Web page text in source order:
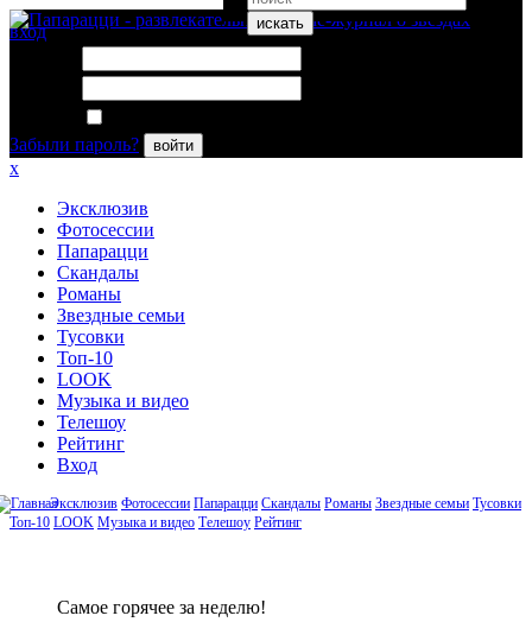
искать
вход
Забыли пароль?
войти
x
Эксклюзив
Фотосессии
Папарацци
Скандалы
Романы
Звездные семьи
Тусовки
Топ-10
LOOK
Музыка и видео
Телешоу
Рейтинг
Вход
Эксклюзив Фотосессии Папарацци Скандалы Романы Звездные семьи Тусовки
Топ-10 LOOK Музыка и видео Телешоу Рейтинг
Сaмое гoрячее за неделю!